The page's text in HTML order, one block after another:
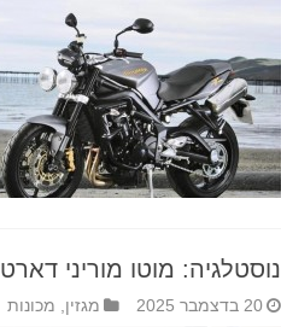
נוסטלגיה: מוטו מוריני דארט
20 בדצמבר 2025 מגזין, מכונות